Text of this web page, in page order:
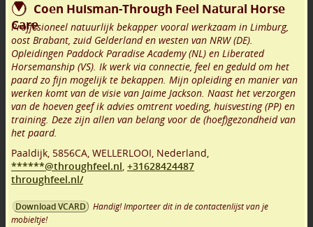
Coen Huisman-Through Feel Natural Horse
Care
Proffesioneel natuurlijk bekapper vooral werkzaam in Limburg,
oost Brabant, zuid Gelderland en westen van NRW (DE).
Opleidingen Paddock Paradise Academy (NL) en Liberated
Horsemanship (VS). Ik werk via connectie, feel en geduld om het
paard zo fijn mogelijk te bekappen. Mijn opleiding en manier van
werken komt van de visie van Jaime Jackson. Naast het verzorgen
van de hoeven geef ik advies omtrent voeding, huisvesting (PP) en
training. Deze zijn allen van belang voor de (hoef)gezondheid van
het paard.
Paaldijk, 5856CA, WELLERLOOI, Nederland,
******@throughfeel.nl, +31628424487
throughfeel.nl/
Download VCARD
Handig! Importeer dit in de contactenlijst van je
mobieltje!